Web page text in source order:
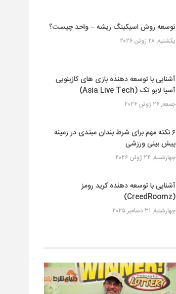
توسعه روش اسیکینگ ریشه – واحد چیست؟
یکشنبه, ۲۸ ژوئن ۲۰۲۶
آشنایی با توسعه دهنده بازی های کازینویی
آسیا لایو تک (Asia Live Tech)
جمعه, ۲۶ ژوئن ۲۰۲۶
۶ نکته مهم برای شرط بندان مبتدی در زمینه
پیش بینی ورزشی
چهارشنبه, ۲۴ ژوئن ۲۰۲۶
آشنایی با توسعه دهنده کرید رومز
(CreedRoomz)
چهارشنبه, ۳۱ دسامبر ۲۰۲۵